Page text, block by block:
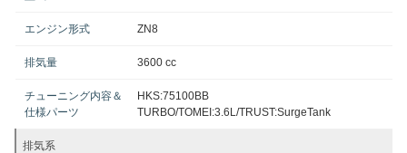
エンジン形式 ZN8
排気量 3600 cc
チューニング内容＆
仕様パーツ
HKS:75100BB
TURBO/TOMEI:3.6L/TRUST:SurgeTank
排気系